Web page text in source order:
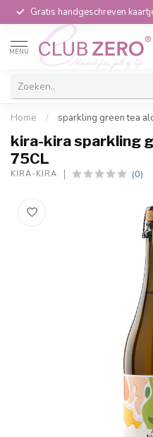
Gratis handgeschreven
MENU
Home / sparkling green tea
kira-kira sparkling
75CL
KIRA-KIRA (0)